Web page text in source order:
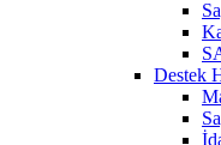
Destek